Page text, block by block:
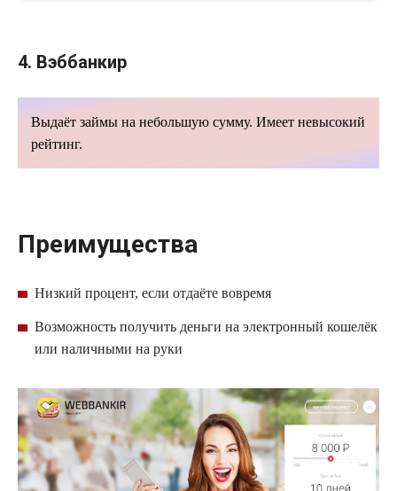
4. Вэббанкир
Выдаёт займы на небольшую сумму. Имеет невысокий
рейтинг.
Преимущества
Низкий процент, если отдаёте вовремя
Возможность получить деньги на электронный кошелёк
или наличными на руки